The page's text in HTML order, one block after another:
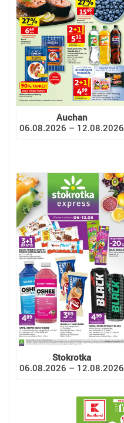
Auchan
06.08.2026 – 12.08.2026
Stokrotka
06.08.2026 – 12.08.2026